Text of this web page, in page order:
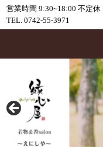
営業時間 9:30~18:00 不定休
TEL. 0742-55-3971